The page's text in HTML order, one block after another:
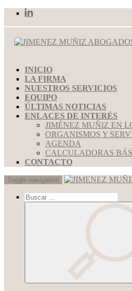
INICIO
LA FIRMA
NUESTROS SERVICIOS
EQUIPO
ÚLTIMAS NOTICIAS
ENLACES DE INTERÉS
JIMÉNEZ MUÑIZ EN
ORGANISMOS Y
AGENDA
CALCULADORAS
CONTACTO
Toggle navigation